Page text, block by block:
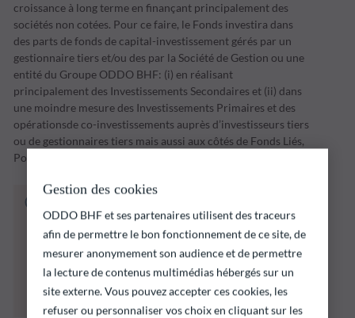
croissance à long terme en finançant principalement des
sociétés non cotées. Pour ce faire, le Fonds investira dans
des parts de fonds de capital-investissement gérés par un
gestionnaire tiers et/ou des par la Société de Gestion ou une
entité du Groupe ODDO BHF: (i) en réalisant
principalement des Investissements Secondaires et (ii) dans
une moindre mesure des Investissements Primaires et des
opérationsde co-investissements auprès d’investisseurs tiers
ou de gestionnaires tiers mais aussi aux côtés de Fonds Liés,
Portefeuilles Gérés et Entreprises Liés.
risque de perte en capital.
Il est rappelé que les performances passées ne
préjugent pas des performances futures et ne
sont pas constantes dans le temps.
L’atteinte des objectifs d’investissement ne
peut être garantie.
Gestion des cookies
ODDO BHF et ses partenaires utilisent des traceurs
afin de permettre le bon fonctionnement de ce site, de
mesurer anonymement son audience et de permettre
la lecture de contenus multimédias hébergés sur un
site externe. Vous pouvez accepter ces cookies, les
refuser ou personnaliser vos choix en cliquant sur les